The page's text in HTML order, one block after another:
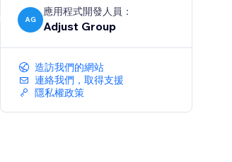
AG
應用程式開發人員：
Adjust Group
造訪我們的網站
連絡我們，取得支援
隱私權政策